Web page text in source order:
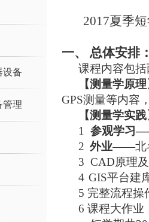
设备
管理
2017夏季
一、 总体安排：
课程内容包
【测量学原理
GPS测量等内容
【测量学实践
1 参观学习
2 外业——北
3 CAD原理
4 GIS平台建
5 完整流程
6 课程大作业